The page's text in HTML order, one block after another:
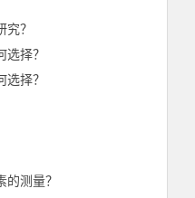
？
择？
择？
测量？